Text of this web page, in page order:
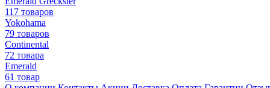
117 товаров
Yokohama
79 товаров
Continental
72 товара
Emerald
61 товар